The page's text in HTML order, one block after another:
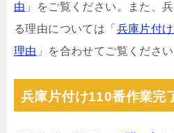
由 」をご覧ください。また、
る理由については「 兵庫片付
理由 」を合わせてご覧ください
兵庫片付け110番作業完